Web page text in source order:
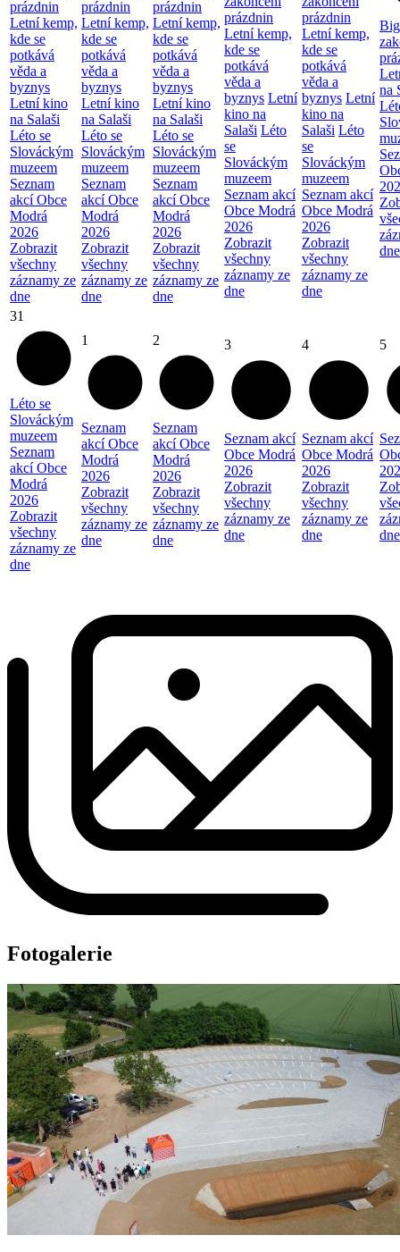
prázdnin
Letní kemp,
kde se
potkává
věda a
byznys
Letní kino
na Salaši
Léto se
Slováckým
muzeem
Seznam
akcí Obce
Modrá
2026
Zobrazit
všechny
záznamy ze
dne
prázdnin
Letní kemp,
kde se
potkává
věda a
byznys
Letní kino
na Salaši
Léto se
Slováckým
muzeem
Seznam
akcí Obce
Modrá
2026
Zobrazit
všechny
záznamy ze
dne
prázdnin
Letní kemp,
kde se
potkává
věda a
byznys
Letní kino
na Salaši
Léto se
Slováckým
muzeem
Seznam
akcí Obce
Modrá
2026
Zobrazit
všechny
záznamy ze
dne
prázdnin
Letní kemp,
kde se
potkává
věda a
byznys Letní
kino na
Salaši Léto
se
Slováckým
muzeem
Seznam akcí
Obce Modrá
2026
Zobrazit
všechny
záznamy ze
dne
prázdnin
Letní kemp,
kde se
potkává
věda a
byznys Letní
kino na
Salaši Léto
se
Slováckým
muzeem
Seznam akcí
Obce Modrá
2026
Zobrazit
všechny
záznamy ze
dne
na
dne
31
Léto se
Slováckým
muzeem
Seznam
akcí Obce
Modrá
2026
Zobrazit
všechny
záznamy ze
dne
1
Seznam
akcí Obce
Modrá
2026
Zobrazit
všechny
záznamy ze
dne
2
Seznam
akcí Obce
Modrá
2026
Zobrazit
všechny
záznamy ze
dne
3
Seznam akcí
Obce Modrá
2026
Zobrazit
všechny
záznamy ze
dne
4
Seznam akcí
Obce Modrá
2026
Zobrazit
všechny
záznamy ze
dne
5
dne
Fotogalerie